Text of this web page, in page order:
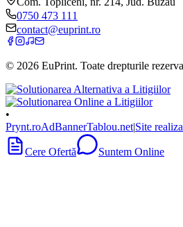
0750 473 111
contact@euprint.ro
© 2026 EuPrint. Toate drepturile
•
Prynt.roAdBannerTablou.net|Site
Cere Ofertă Suntem Online